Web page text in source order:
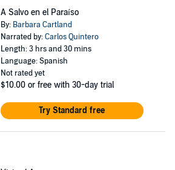
A Salvo en el Paraíso
By: Barbara Cartland
Narrated by:Carlos Quintero
Length: 3 hrs and 30 mins
Language: Spanish
Not rated yet
$10.00 or free with 30-day trial
Try Standard free